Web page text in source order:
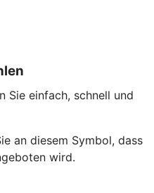
Sie einfach, schnell und
an diesem Symbol, dass
wird.